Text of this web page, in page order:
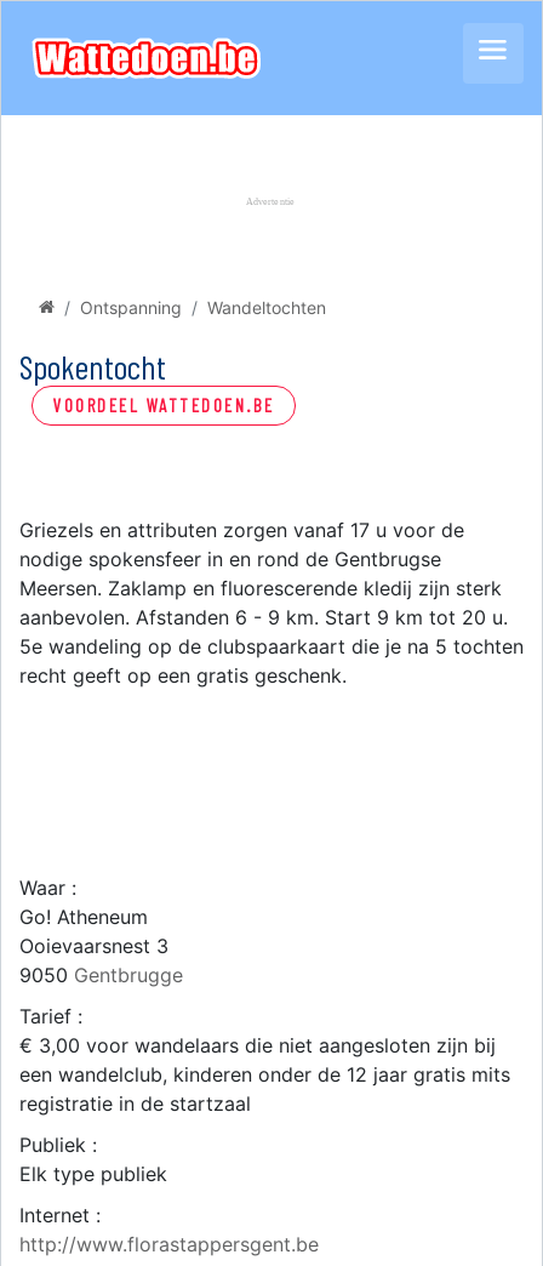
Ontspanning Wandeltochten
Spokentocht
VOORDEEL WATTEDOEN.BE
Griezels en attributen zorgen vanaf 17 u voor de
nodige spokensfeer in en rond de Gentbrugse
Meersen. Zaklamp en fluorescerende kledij zijn sterk
aanbevolen. Afstanden 6 - 9 km. Start 9 km tot 20 u.
5e wandeling op de clubspaarkaart die je na 5 tochten
recht geeft op een gratis geschenk.
Waar :
Go! Atheneum
Ooievaarsnest 3
9050 Gentbrugge
Tarief :
€ 3,00 voor wandelaars die niet aangesloten zijn bij
een wandelclub, kinderen onder de 12 jaar gratis mits
registratie in de startzaal
Publiek :
Elk type publiek
Internet :
http://www.florastappersgent.be